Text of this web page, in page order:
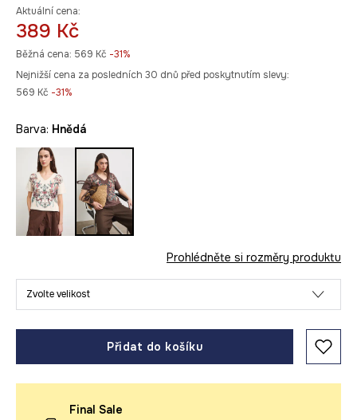
Aktuální cena:
389 Kč
Běžná cena: 569 Kč -31%
Nejnižší cena za posledních 30 dnů před poskytnutím slevy:
569 Kč -31%
Barva: hnědá
Prohlédněte si rozměry produktu
Zvolte velikost
Přidat do košíku
Final Sale